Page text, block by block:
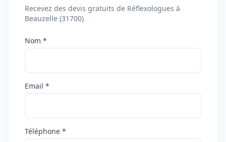
Recevez des devis gratuits de Réflexologues à
Beauzelle (31700)
Nom *
Email *
Téléphone *